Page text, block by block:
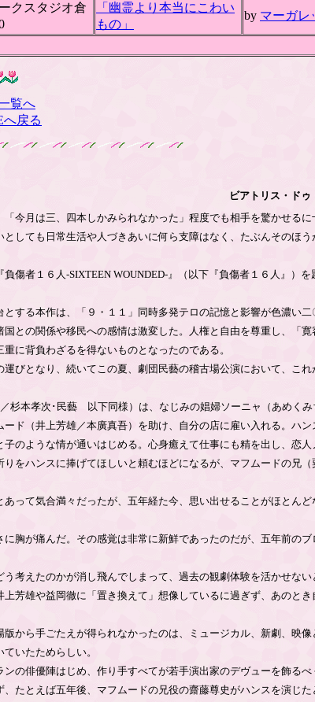
クスタジオ倉
「幽霊より本当にこわい
もの」
by マーガレ
覧へ
へ戻る
ビアトリス・ドゥ
今月は三、四本しかみられなかった」程度でも相手を驚かせるに
しても日常生活や人づきあいに何ら支障はなく、たぶんそのほう
者１６人-SIXTEEN WOUNDED-』（以下『負傷者１６人』）を
する本作は、「９・１１」同時多発テロの記憶と影響が色濃い二
との関係や移民への感情は激変した。人権と自由を尊重し、「寛
に背負わざるを得ないものとなったのである。
びとなり、続いてこの夏、劇団民藝の稽古場公演において、これ
杉本孝次･民藝 以下同様）は、なじみの娼婦ソーニャ（あめくみ
ド（井上芳雄／本廣真吾）を助け、自分の店に雇い入れる。ハン
のような情が通いはじめる。心身癒えて仕事にも精を出し、恋人
をハンスに捧げてほしいと頼むほどになるが、マフムードの兄（
って気合満々だったが、五年経た今、思い出せることがほとんど
胸が痛んだ。その感覚は非常に新鮮であったのだが、五年前のブ
考えたのかが消し飛んでしまって、過去の観劇体験を活かせない
芳雄や益岡徹に「置き換えて」想像しているに過ぎず、あのとき
から手ごたえが得られなかったのは、ミュージカル、新劇、映像
いたためらしい。
の俳優陣はじめ、作り手すべてが若手演出家のデヴューを飾るべ
たとえば五年後、マフムードの兄役の齋藤尊史がハンスを演じた